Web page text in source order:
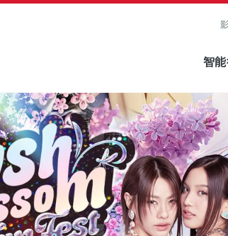
智
查看原圖